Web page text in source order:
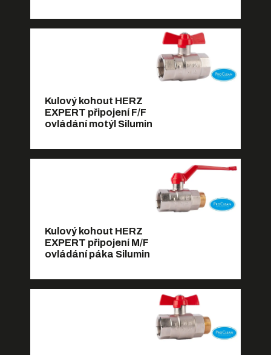
Kulový kohout HERZ
EXPERT připojení F/F
ovládání motýl Silumin
Kulový kohout HERZ
EXPERT připojení M/F
ovládání páka Silumin